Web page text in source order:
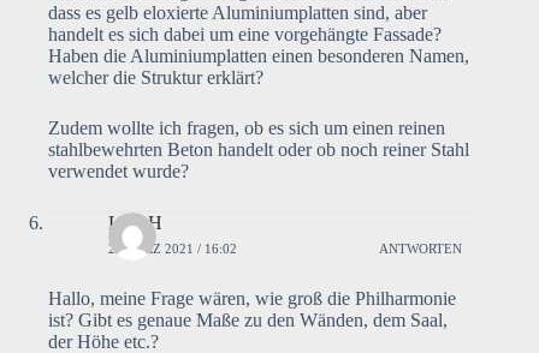
dass es gelb eloxierte Aluminiumplatten sind, aber
handelt es sich dabei um eine vorgehängte Fassade?
Haben die Aluminiumplatten einen besonderen Namen,
welcher die Struktur erklärt?
Zudem wollte ich fragen, ob es sich um einen reinen
stahlbewehrten Beton handelt oder ob noch reiner Stahl
verwendet wurde?
Lara H
2. MÄRZ 2021 / 16:02 ANTWORTEN
Hallo, meine Frage wären, wie groß die Philharmonie
ist? Gibt es genaue Maße zu den Wänden, dem Saal,
der Höhe etc.?